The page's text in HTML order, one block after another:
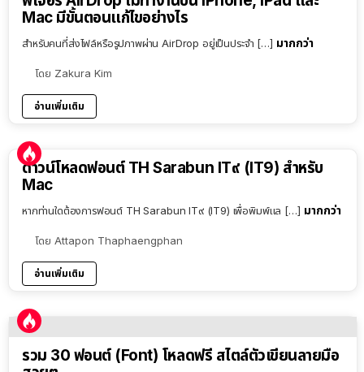
Mac มีขั้นตอนแก้ไขอย่างไร
สำหรับคนที่ส่งไฟล์หรือรูปภาพผ่าน AirDrop อยู่เป็นประจำ […] มากกว่า
โดย Zakura Kim
อ่านเพิ่มเติม
ดาวน์โหลดฟอนต์ TH Sarabun IT๙ (IT9) สำหรับ
Mac
หากท่านใดต้องการฟอนต์ TH Sarabun IT๙ (IT9) เพื่อพิมพ์แล […] มากกว่า
โดย Attapon Thaphaengphan
อ่านเพิ่มเติม
รวม 30 ฟอนต์ (Font) โหลดฟรี สไตล์ตัวเขียนลายมือ